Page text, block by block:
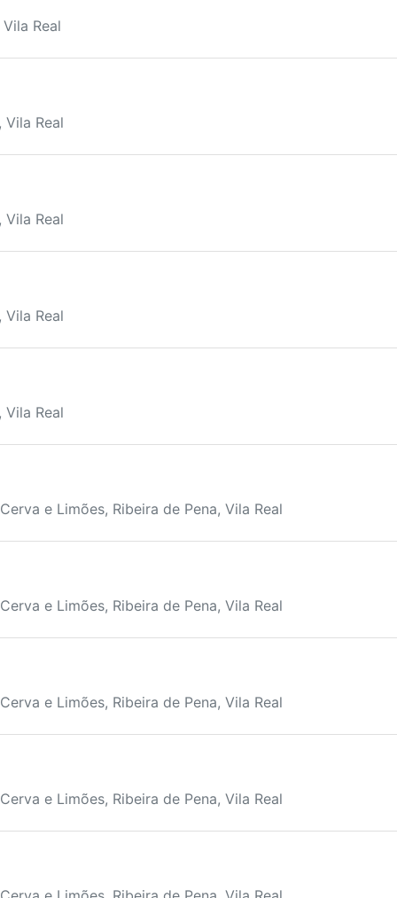
Real
Vila Real
Vila Real
Vila Real
Vila Real
e Limões, Ribeira de Pena, Vila Real
e Limões, Ribeira de Pena, Vila Real
e Limões, Ribeira de Pena, Vila Real
e Limões, Ribeira de Pena, Vila Real